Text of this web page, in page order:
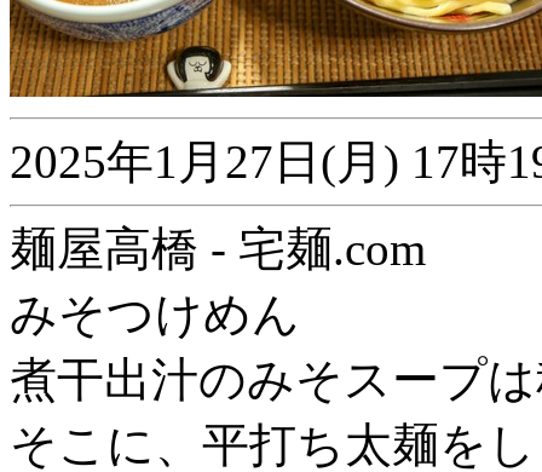
2025年1月27日(月) 17時
麺屋高橋 - 宅麺.com
みそつけめん
煮干出汁のみそスープ
そこに、平打ち太麺を